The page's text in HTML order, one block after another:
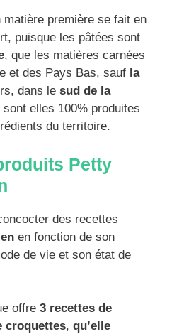
matière première se fait en
puisque les pâtées sont
, que les matières carnées
et des Pays Bas, sauf la
dans le sud de la
elles 100% produites
du territoire.
Petty
des recettes
en fonction de son
de vie et son état de
offre 3 recettes de
croquettes, qu’elle